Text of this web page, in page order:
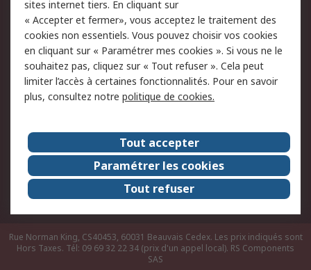
jour
Conditions générales
de vente
Politique anti-
corruption
Campagnes marketing
A propos de RS
A propos de RS France
Evénements
Le groupe RS Group Plc
Presse
RS dans le monde
Démarche RSE
Nous rejoindre
RS Particuliers
Rue Norman King, CS40453, 60031 Beauvais Cedex. Les prix indiqués sont
Hors Taxes. Tél: 09 69 32 22 34 (prix d'un appel local). RS Components
SAS
sites internet tiers. En cliquant sur
« Accepter et fermer», vous acceptez le traitement des
cookies non essentiels. Vous pouvez choisir vos cookies
en cliquant sur « Paramétrer mes cookies ». Si vous ne le
souhaitez pas, cliquez sur « Tout refuser ». Cela peut
limiter l’accès à certaines fonctionnalités. Pour en savoir
plus, consultez notre politique de cookies.
Tout accepter
Paramétrer les cookies
Tout refuser